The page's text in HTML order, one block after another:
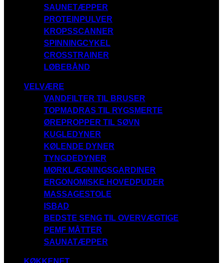
SAUNETÆPPER
PROTEINPULVER
KROPSSCANNER
SPINNINGCYKEL
CROSSTRAINER
LØBEBÅND
VELVÆRE
VANDFILTER TIL BRUSER
TOPMADRAS TIL RYGSMERTE
ØREPROPPER TIL SØVN
KUGLEDYNER
KØLENDE DYNER
TYNGDEDYNER
MØRKLÆGNINGSGARDINER
ERGONOMISKE HOVEDPUDER
MASSAGESTOLE
ISBAD
BEDSTE SENG TIL OVERVÆGTIGE
PEMF MÅTTER
SAUNATÆPPER
KØKKENET